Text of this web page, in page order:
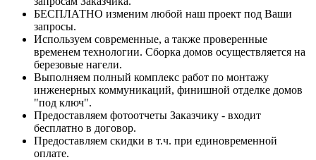
БЕСПЛАТНО изменим любой наш проект под Ваши
запросы.
Используем современные, а также проверенные
временем технологии. Сборка домов осуществляется на
березовые нагели.
Выполняем полный комплекс работ по монтажу
инженерных коммуникаций, финишной отделке домов
"под ключ".
Предоставляем фотоотчеты Заказчику - входит
бесплатно в договор.
Предоставляем скидки в т.ч. при единовременной
оплате.